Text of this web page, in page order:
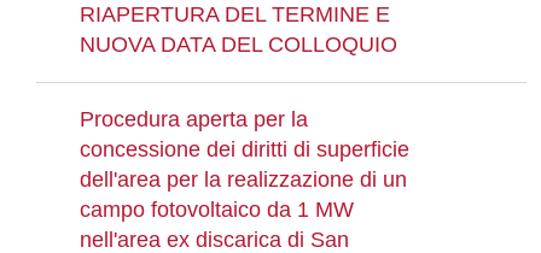
RIAPERTURA DEL TERMINE E
NUOVA DATA DEL COLLOQUIO
Procedura aperta per la
concessione dei diritti di superficie
dell'area per la realizzazione di un
campo fotovoltaico da 1 MW
nell'area ex discarica di San